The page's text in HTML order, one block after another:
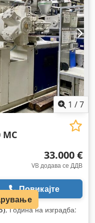
1 /7
MC
33.000 €
VB додава се ДДВ
Повикајте
, Година на изградба: